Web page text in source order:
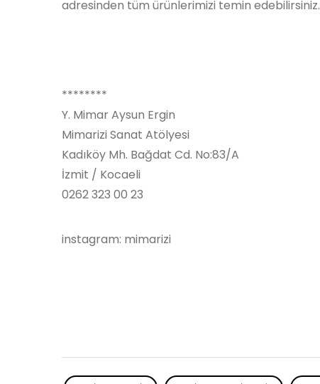
adresinden tüm ürünlerimizi temin edebilirsiniz.
********
Y. Mimar Aysun Ergin
Mimarizi Sanat Atölyesi
Kadıköy Mh. Bağdat Cd. No:83/A
İzmit / Kocaeli
0262 323 00 23
instagram: mimarizi